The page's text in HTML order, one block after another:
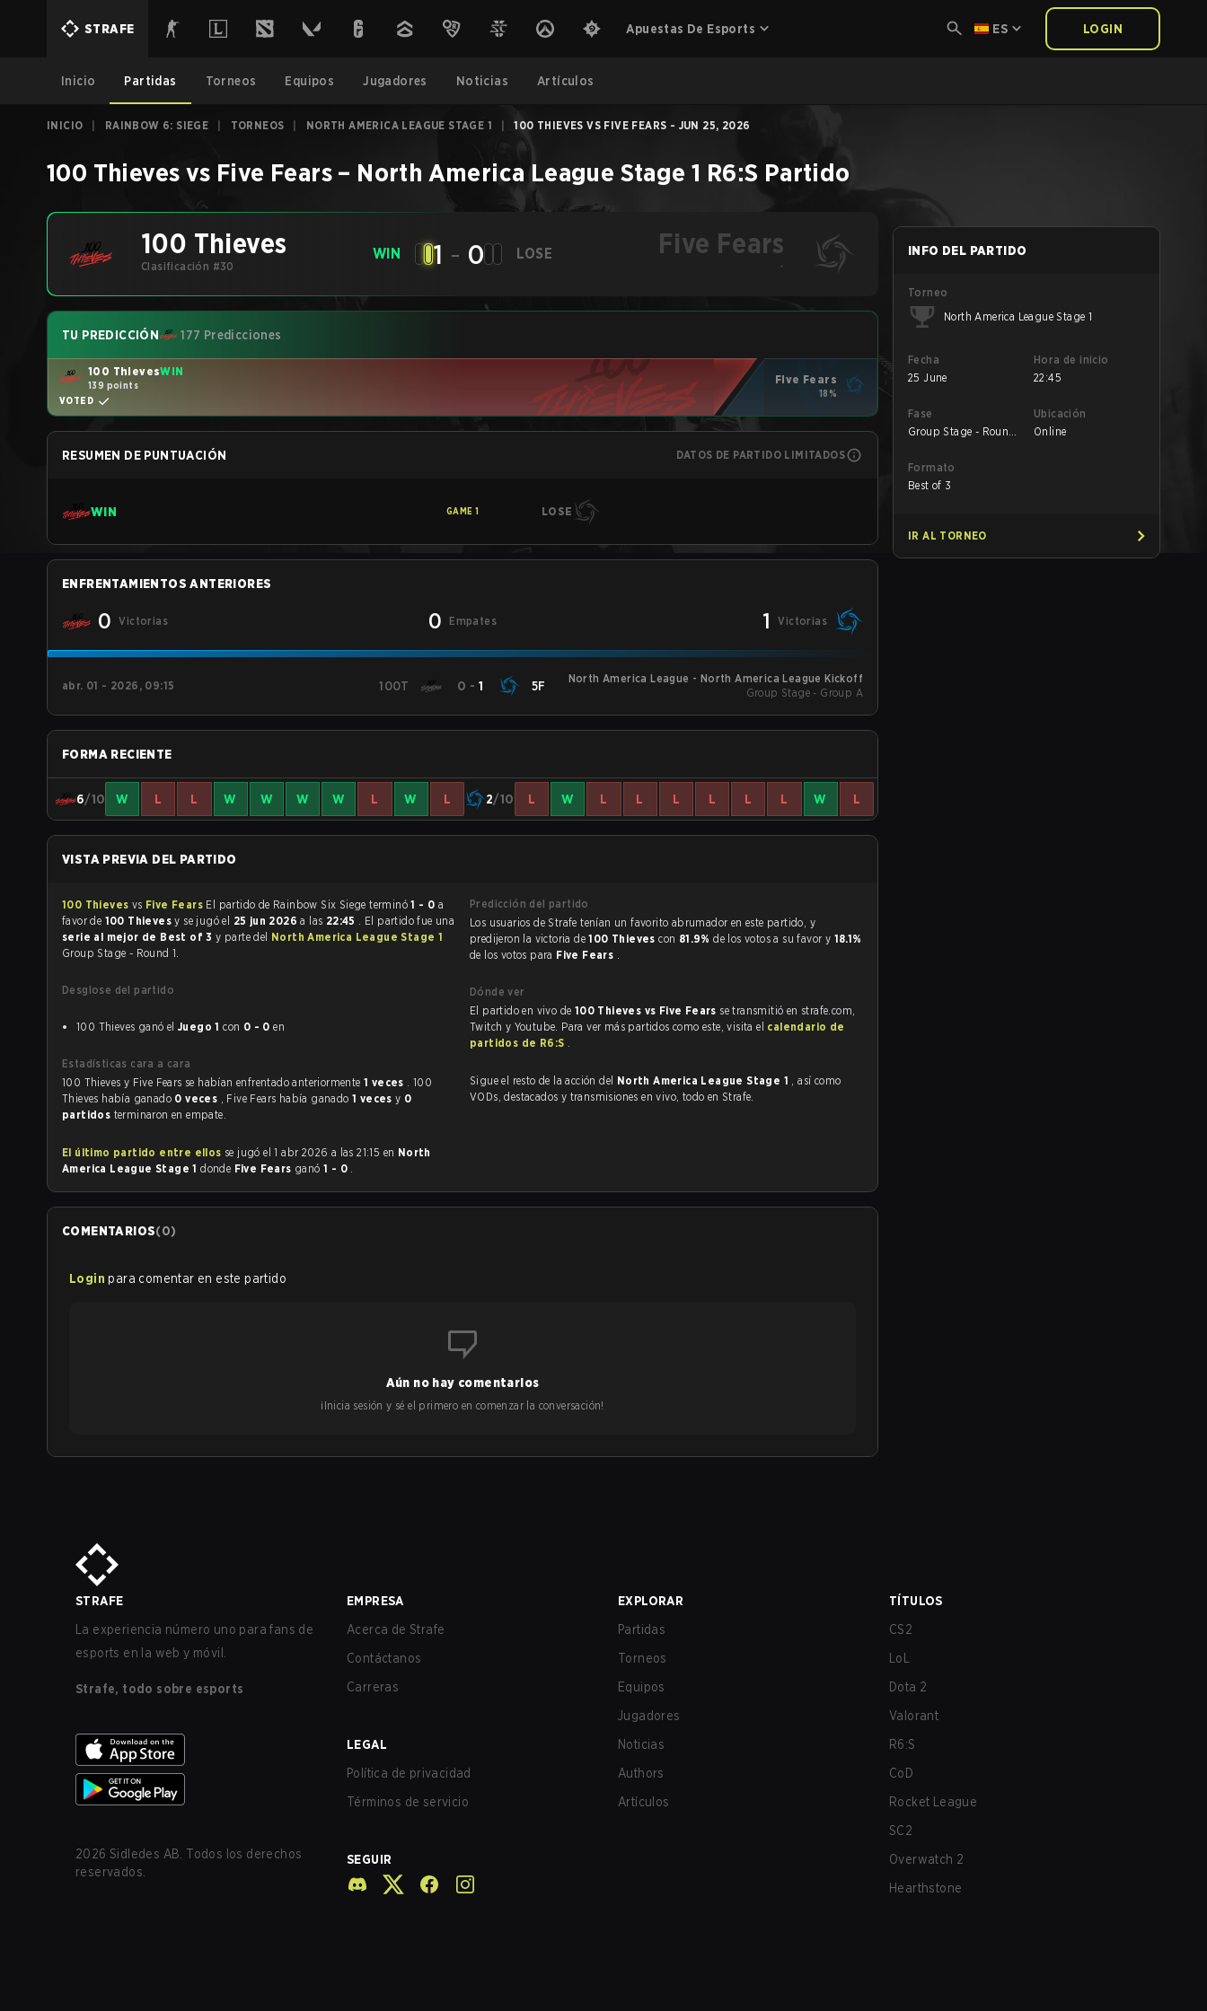
STRAFE Apuestas De Esports ES LOGIN
Inicio Partidas Torneos Equipos Jugadores Noticias Artículos
INICIO RAINBOW 6: SIEGE TORNEOS NORTH AMERICA LEAGUE STAGE 1 100 THIEVES VS FIVE FEARS - JUN 25, 2026
100 Thieves vs Five Fears – North America League Stage 1 R6:S Partido
100 Thieves
Clasificación #30
WIN 1 - 0 LOSE Five Fears
-
TU PREDICCIÓN 177 Predicciones
100 ThievesWIN
139 points
VOTED
Five Fears
18%
RESUMEN DE PUNTUACIÓN DATOS DE PARTIDO LIMITADOS
WIN GAME 1 LOSE
ENFRENTAMIENTOS ANTERIORES
0 Victorias 0 Empates 1 Victorias
abr. 01 - 2026, 09:15 100T 0 - 1 5F
North America League - North America League Kickoff
Group Stage - Group A
FORMA RECIENTE
6/10 W L L W W W W L W L 2/10 L W L L L L L L W L
VISTA PREVIA DEL PARTIDO
100 Thieves vs Five Fears El partido de Rainbow Six Siege terminó1 - 0
favor de 100 Thievesy se jugó el 25 jun 2026a las 22:45 . El partido fue una
serie al mejor de Best of 3y parte del North America League Stage 1
Group Stage - Round 1.
Desglose del partido
100 Thieves ganó el Juego 1 con 0 - 0 en
Estadísticas cara a cara
100 Thieves y Five Fears se habían enfrentado anteriormente 1 veces . 100
Thieves había ganado 0 veces , Five Fears había ganado 1 vecesy 0
partidos terminaron en empate.
El último partido entre ellos se jugó el 1 abr 2026 a las 21:15 en North
America League Stage 1donde Five Fears ganó 1 - 0 .
Predicción del partido
Los usuarios de Strafe tenían un favorito abrumador en este partido, y
predijeron la victoria de100 Thievescon 81.9%de los votos a su favor y 18.1%
de los votos para Five Fears .
Dónde ver
El partido en vivo de 100 Thieves vs Five Fears se transmitió en strafe.com,
Twitch y Youtube. Para ver más partidos como este, visita el calendario de
partidos de R6:S .
Sigue el resto de la acción del North America League Stage 1 , así como
VODs, destacados y transmisiones en vivo, todo en Strafe.
COMENTARIOS(0)
Login para comentar en este partido
Aún no hay comentarios
¡Inicia sesión y sé el primero en comenzar la conversación!
INFO DEL PARTIDO
Torneo
North America League Stage 1
Fecha
25 June
Hora de inicio
22:45
Fase
Group Stage - Round
Ubicación
Online
Formato
Best of 3
IR AL TORNEO
STRAFE
La experiencia número uno para fans de
esports en la web y móvil.
Strafe, todo sobre esports
2026 Sidledes AB. Todos los derechos
reservados.
EMPRESA
Acerca de Strafe
Contáctanos
Carreras
LEGAL
Política de privacidad
Términos de servicio
SEGUIR
EXPLORAR
Partidas
Torneos
Equipos
Jugadores
Noticias
Authors
Artículos
TÍTULOS
CS2
LoL
Dota 2
Valorant
R6:S
CoD
Rocket League
SC2
Overwatch 2
Hearthstone